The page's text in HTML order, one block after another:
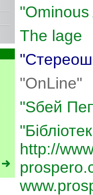
"Ominous
The lage
"OnLine"
"Sбей
http://